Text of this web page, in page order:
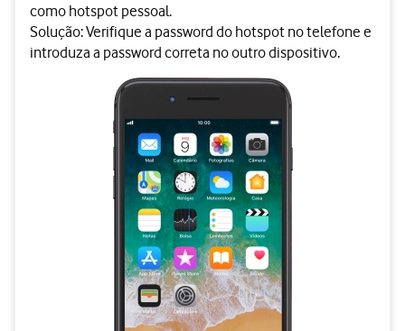
como hotspot pessoal.
Solução:Verifique a password do hotspot no telefone e
introduza a password correta no outro dispositivo.